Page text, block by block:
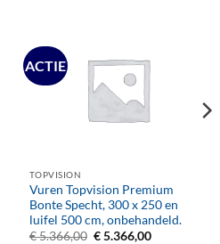
ACTIE
TOPVISION
Vuren Topvision Premium
Bonte Specht, 300 x 250 en
luifel 500 cm, onbehandeld.
€5.366,00 Oorspronkelijke
€5.366,00Huidige